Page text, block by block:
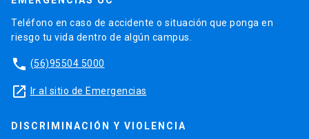
Teléfono en caso de accidente o situación que ponga en
riesgo tu vida dentro de algún campus.
phone (56)95504 5000
launch Ir al sitio de Emergencias
DISCRIMINACIÓN Y VIOLENCIA